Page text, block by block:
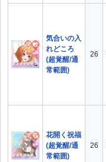
気合いの入
れどころ
(超覚醒/通
常範囲)
26
花開く祝福
(超覚醒/通
常範囲)
26